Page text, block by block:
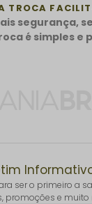
TROCA
segurança,
é simples e
ser o primeiro a
promoções e muito